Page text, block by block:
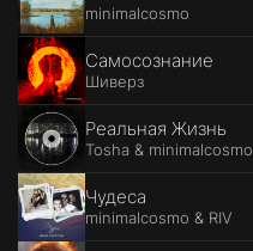
minimalcosmo
Самосознание
Шиверз
Реальная Жизнь
Tosha & minimalcosmo
Чудеса
minimalcosmo & RIV